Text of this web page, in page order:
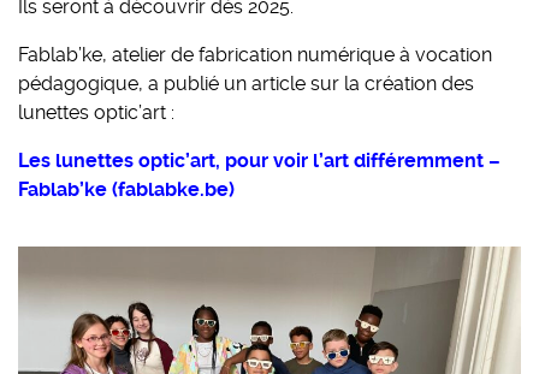
Ils seront à découvrir dès 2025.
Fablab’ke, atelier de fabrication numérique à vocation
pédagogique, a publié un article sur la création des
lunettes optic’art :
Les lunettes optic’art, pour voir l’art différemment –
Fablab’ke (fablabke.be)